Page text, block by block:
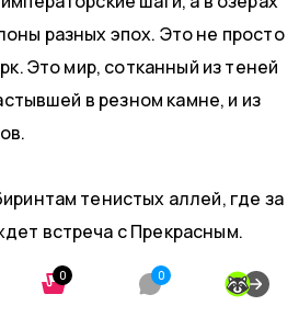
разных эпох. Это не просто
Это мир, сотканный из теней
в резном камне, и из
тенистых аллей, где за
встреча с Прекрасным.
которые видели блеск и
ветру с прудов унести суету, а
0 0